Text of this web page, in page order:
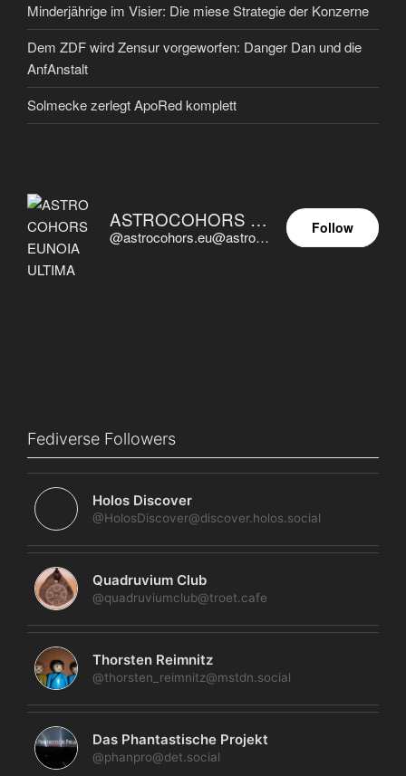
Minderjährige im Visier: Die miese Strategie der Konzerne
Dem ZDF wird Zensur vorgeworfen: Danger Dan und die
AnfAnstalt
Solmecke zerlegt ApoRed komplett
ASTROCOHORS EUNOIA ULTIMA
@astrocohors.eu@astrocohors.eu
Follow
Fediverse Followers
Holos Discover
@HolosDiscover@discover.holos.social
Quadruvium Club
@quadruviumclub@troet.cafe
Thorsten Reimnitz
@thorsten_reimnitz@mstdn.social
Das Phantastische Projekt
@phanpro@det.social